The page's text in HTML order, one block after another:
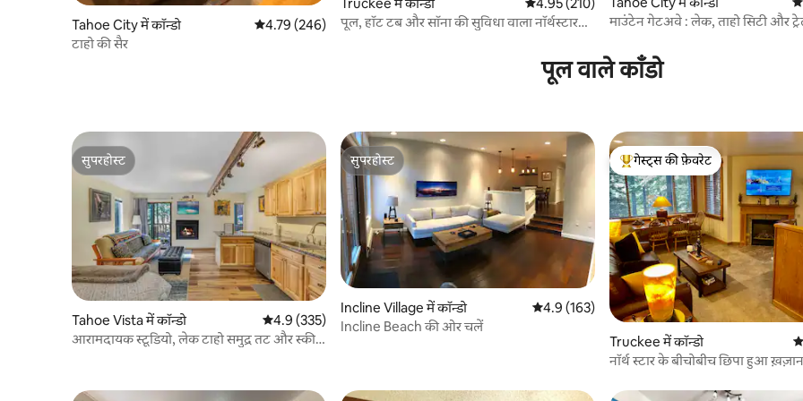
Tahoe City में कॉन्डो औसत रेटिंग 5 में से 4.79, 246 समीक्षाएँ
4.79 (246)
टाहो की सैर
पूल, हॉट टब और सॉना की सुविधा वाला नॉर्थस्टार
माउंटेन गेटअवे : लेक, ताहो सिटी और
पूल वाले काँडो
सुपरहोस्ट
सुपरहोस्ट
Tahoe Vista में कॉन्डो औसत रेटिंग 5 में से 4.9, 335 समीक्षाएँ
4.9 (335)
आरामदायक स्टूडियो, लेक टाहो समुद्र तट और स्की
सुपरहोस्ट
सुपरहोस्ट
Incline Village में कॉन्डो औसत रेटिंग 5 में से 4.9, 163 समीक्षाएँ
4.9 (163)
Incline Beach की ओर चलें
गेस्ट्स का टॉप फ़ेवरेट
गेस्ट्स की फ़ेवरेट
Truckee में कॉन्डो
नॉर्थ स्टार के बीचोबीच छिपा हुआ